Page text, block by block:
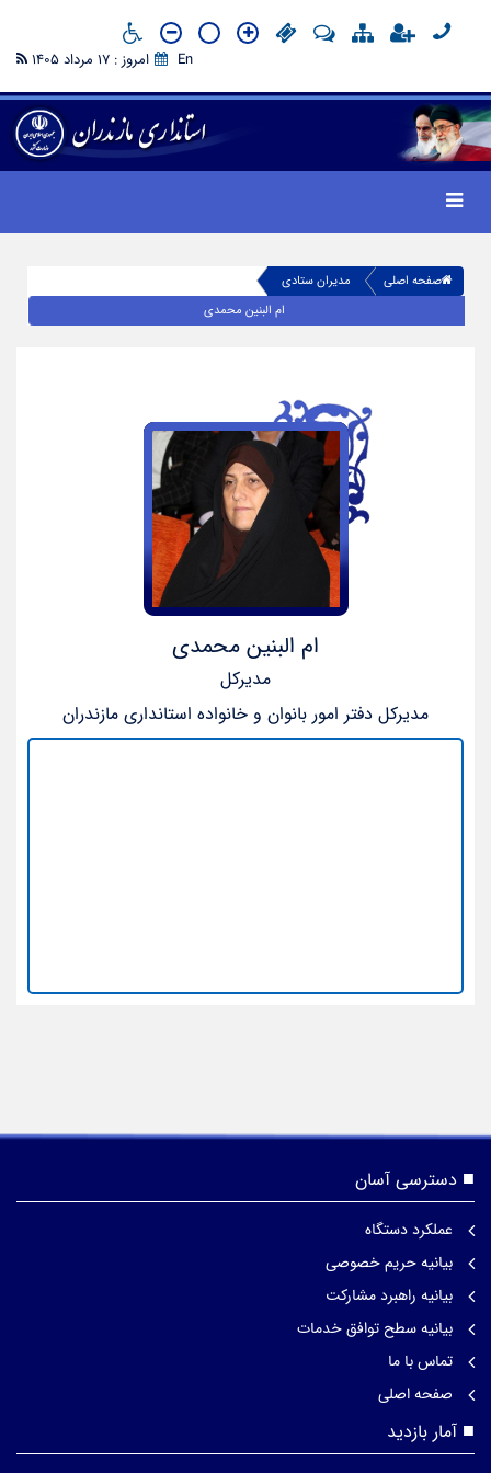
En امروز : 17 مرداد 1405
صفحه اصلی
مدیران ستادی
ام البنین محمدی
ام البنین محمدی
مدیرکل
مدیرکل دفتر امور بانوان و خانواده استانداری مازندران
دسترسی آسان
عملکرد دستگاه
بیانیه حریم خصوصی
بیانیه راهبرد مشارکت
بیانیه سطح توافق خدمات
تماس با ما
صفحه اصلی
آمار بازدید